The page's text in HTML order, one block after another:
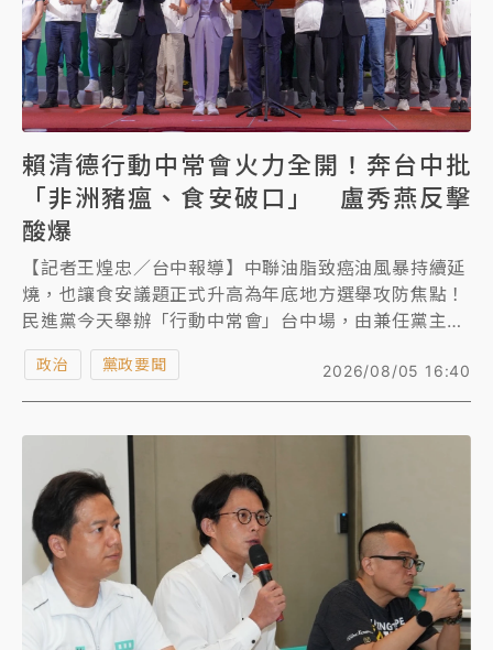
賴清德行動中常會火力全開！奔台中批
「非洲豬瘟、食安破口」 盧秀燕反擊
酸爆
【記者王煌忠／台中報導】中聯油脂致癌油風暴持續延
燒，也讓食安議題正式升高為年底地方選舉攻防焦點！
民進黨今天舉辦「行動中常會」台中場，由兼任黨主席
的總統賴清德率領全體中常委及黨務主管移師台中，替
民進黨台中市長參選人何欣純站台，賴清德在致詞中大
篇幅批評台中市長盧秀燕施政表現，直指台中市已成為
擊表示，總統自7月6日針對食安事件發言後，近1個月
未再公開談論食安議題，面對中聯油脂苯駢芘事件持續
延燒，甚至擴及苦茶油產品，總統應出面說明並提出解
決方案。
2026/08/05 16:40
政治 黨政要聞